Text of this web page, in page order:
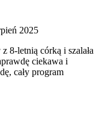
2025
letnią córką i szalała
ciekawa i
cały program